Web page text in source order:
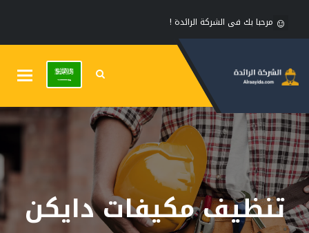
مرحبا بك فى الشركة الرائدة !
تنظيف مكيفات دايكن